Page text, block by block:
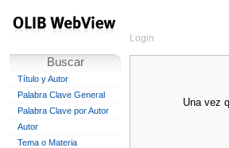
Buscar
Título y Autor
Palabra Clave General
Palabra Clave por Autor
Autor
Tema o Materia
Login
Una vez